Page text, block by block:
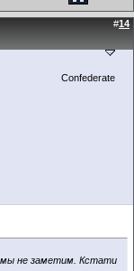
#14
Confederate
мы не заметим. Кстати